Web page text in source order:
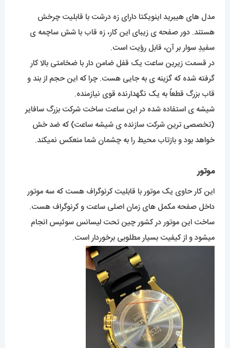
مدل های هیبرید اینویکتا دارای زه درشت با قابلیت چرخش
هستند. دور صفحه ی زیبای این کار، زه قاب با شش ساچمه ی
سفیدِ سوار بر آن، قابل رؤیت است.
در قسمت زیرین ساعت یک قفل ضامن دار با ضخامتی بالا کار
گرفته شده که گزینه ی به جایی هست. چرا که این حجم از بند و
قاب بزرگ قطعاً به یک نگهدارنده قوی نیازمنده.
شیشه ی استفاده شده در این ساعت ساخت شرکت بزرگ سافایر
(تخصصی ترین شرکت سازنده ی شیشه ساعت) که ضد خش
خواهد بود و بازتاب محیط را به چشمان شما منعکس نمیکند.
موتور
این کار حاوی یک موتور با قابلیت کرنوگراف هست که سه موتور
داخل صفحه مکمل های زمان اصلی ساعت و کرنوگراف هست.
ساخت این موتور در کشور چین تحت لیسانس سوئیس انجام
میشود و از کیفیت بسیار مطلوبی برخوردار است.